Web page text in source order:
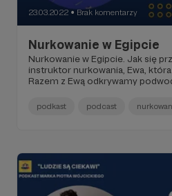
23.03.2022 ● Brak komentarzy
Nurkowanie w Egipcie
Nurkowanie w Egipcie. Jak się
instruktor nurkowania, Ewa,
Razem z Ewą odkrywamy
by obejrzeć ukryty pod
tysięcy kolorów, ryb, korali i
podkast podcast